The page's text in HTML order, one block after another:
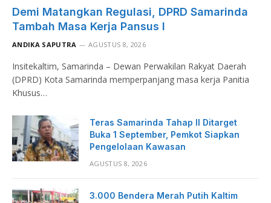
Demi Matangkan Regulasi, DPRD Samarinda
Tambah Masa Kerja Pansus I
ANDIKA SAPUTRA AGUSTUS 8, 2026
Insitekaltim, Samarinda – Dewan Perwakilan Rakyat Daerah
(DPRD) Kota Samarinda memperpanjang masa kerja Panitia
Khusus…
Teras Samarinda Tahap II Ditarget
Buka 1 September, Pemkot Siapkan
Pengelolaan Kawasan
AGUSTUS 8, 2026
3.000 Bendera Merah Putih Kaltim